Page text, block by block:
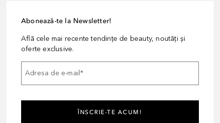
Abonează-te la Newsletter!
Află cele mai recente tendințe de beauty, noutăți și
oferte exclusive.
Adresa de e-mail*
ÎNSCRIE-TE ACUM!